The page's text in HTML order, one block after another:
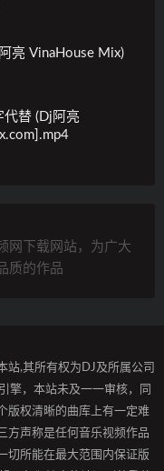
亮 VinaHouse Mix)
代替 (Dj阿亮
网下载网站，为广大
质的作品
站,其所有权为DJ及所属公司
擎，本站未及一一审核，同
版权清晰的曲库上有一定难
方声称是任何音乐视频作品
切所能在最大范围内保证版